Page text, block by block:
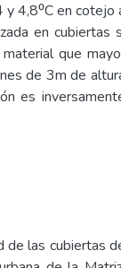
y 4,8⁰C en cotejo
en cubiertas
que
de 3m de
es
de las cubiertas